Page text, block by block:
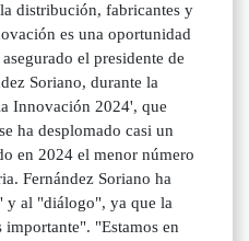
distribución, fabricantes y
es una oportunidad
el presidente de
Soriano, durante la
Innovación 2024', que
ha desplomado casi un
en 2024 el menor número
Fernández Soriano ha
y al "diálogo", ya que la
"Estamos en